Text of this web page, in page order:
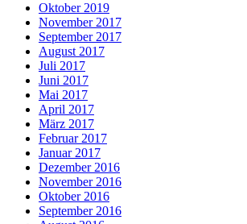
Oktober 2019
November 2017
September 2017
August 2017
Juli 2017
Juni 2017
Mai 2017
April 2017
März 2017
Februar 2017
Januar 2017
Dezember 2016
November 2016
Oktober 2016
September 2016